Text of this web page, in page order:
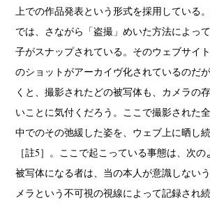
上での作品発表という形式を採用している。
では、さながら「盗撮」めいた方法によっ
子がスナップされている。そのウェブサイ
のショットがアーカイヴ化されているのだ
くと、撮影されたどの被写体も、カメラの
いことに気付くだろう。ここで撮影された
中でのその弛緩した姿を、ウェブ上に晒し
［註5］。ここで起こっている事態は、次の
被写体になる者は、当の本人が意識しない
メラという不可視の視線によって記録され